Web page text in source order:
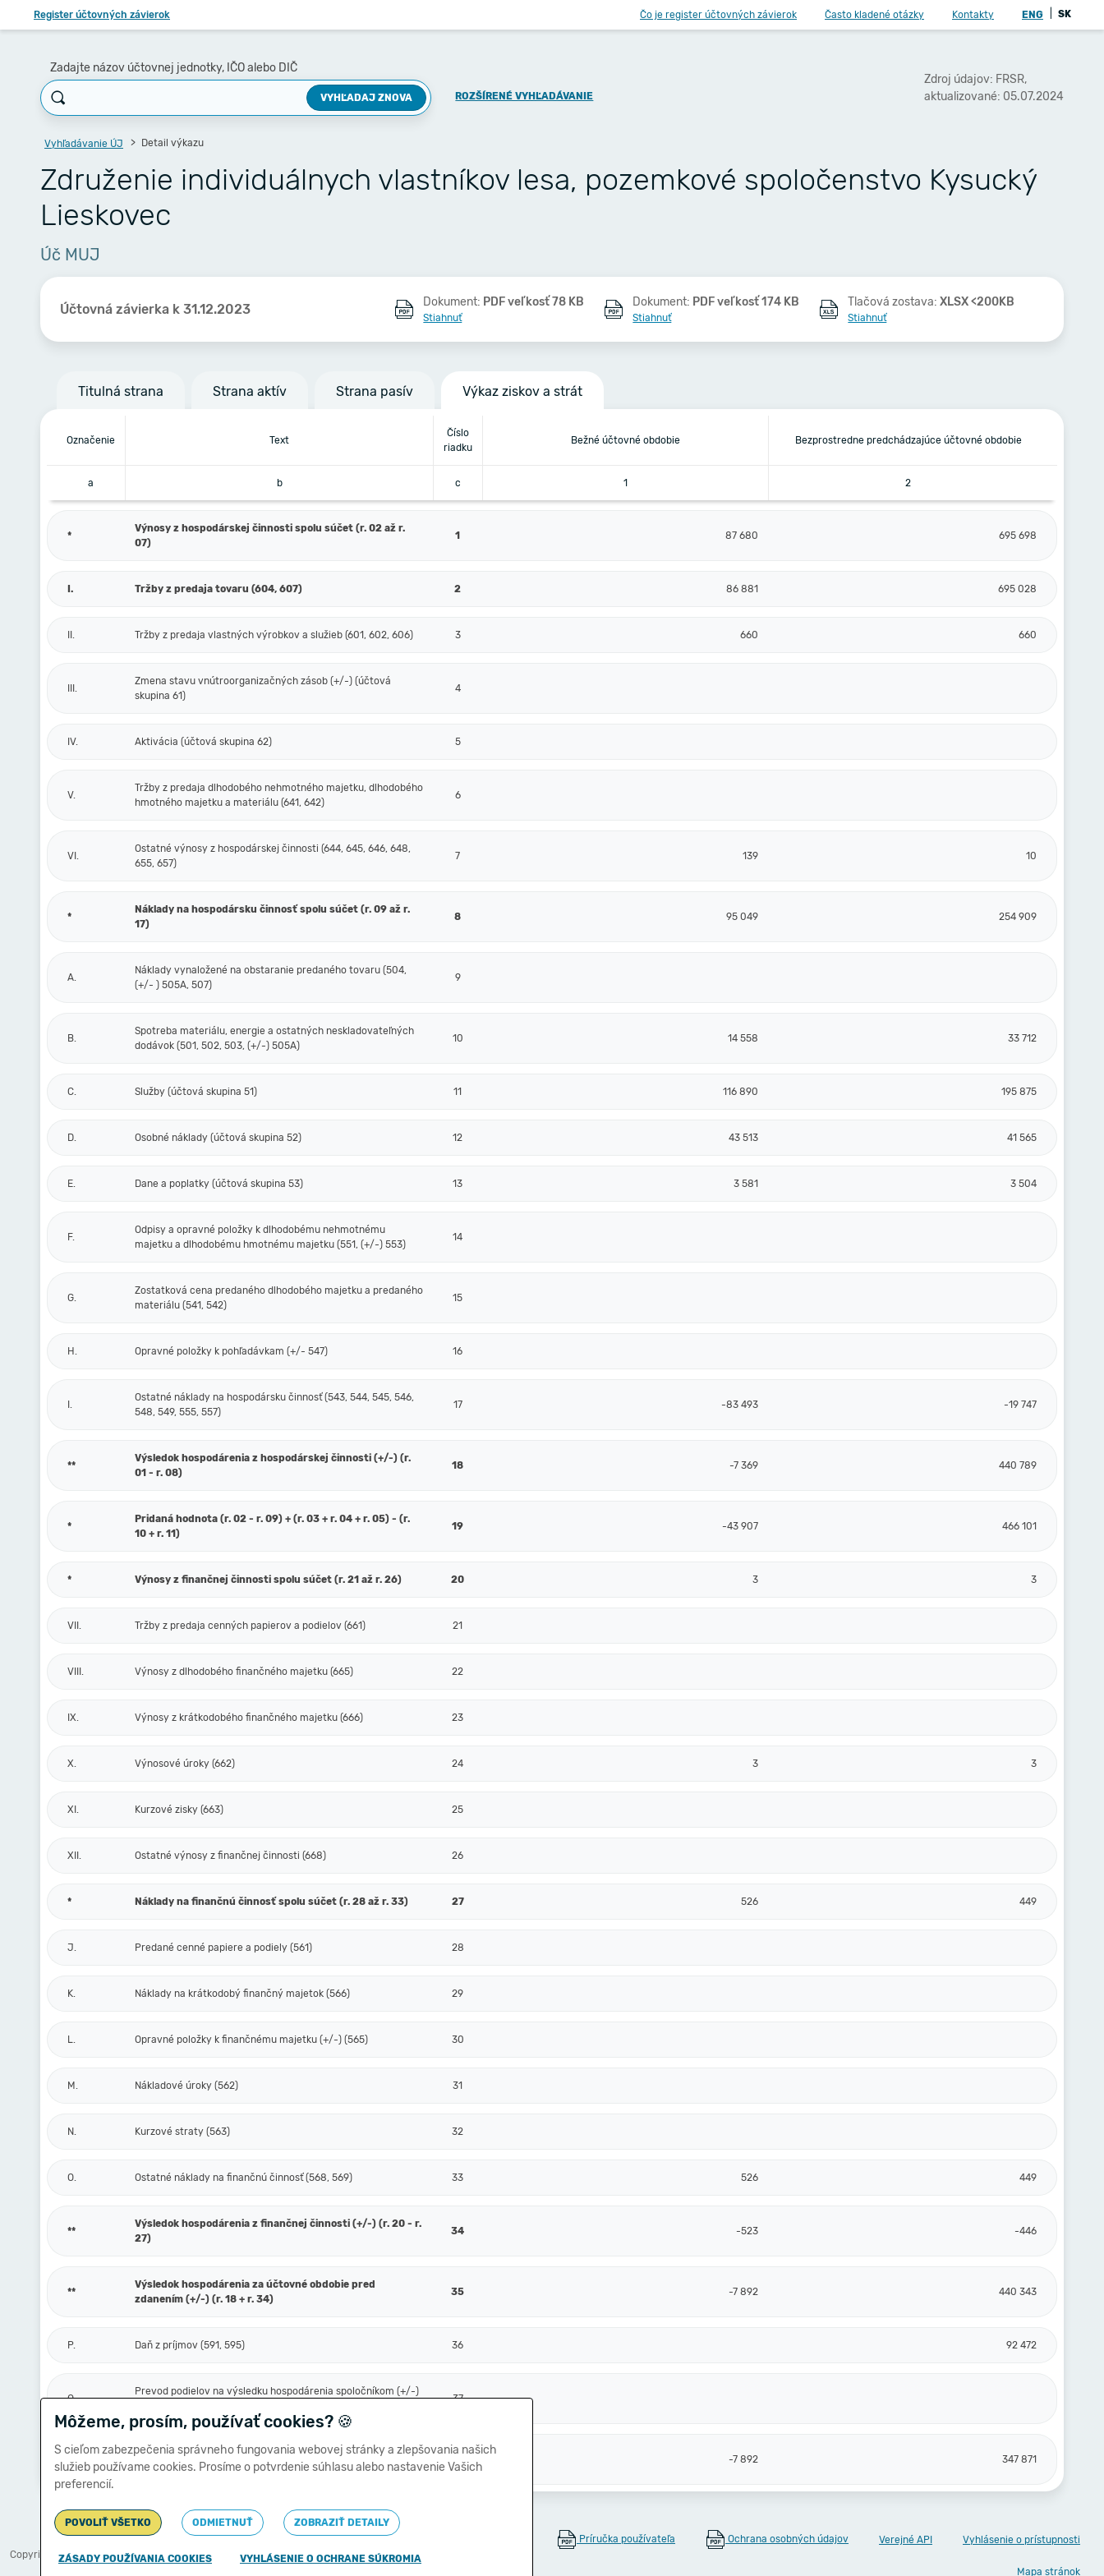
Register účtovných závierok Čo je register účtovných závierok Často kladené otázky Kontakty ENG SK
Zadajte názov účtovnej jednotky, IČO alebo DIČ
VYHĽADAJ ZNOVA ROZŠÍRENÉ VYHĽADÁVANIE
Zdroj údajov: FRSR,
aktualizované: 05.07.2024
Vyhľadávanie ÚJ Detail výkazu
Združenie individuálnych vlastníkov lesa, pozemkové spoločenstvo Kysucký
Lieskovec
Úč MUJ
Účtovná závierka k 31.12.2023 Dokument: PDF veľkosť 78 KB
Stiahnuť
Dokument: PDF veľkosť 174 KB
Stiahnuť
Tlačová zostava:XLSX <200KB
Stiahnuť
Titulná strana Strana aktív Strana pasív Výkaz ziskov a strát
Označenie Text
Číslo
riadku
Bežné účtovné obdobie Bezprostredne predchádzajúce účtovné obdobie
a b c 1 2
*
Výnosy z hospodárskej činnosti spolu súčet (r. 02 až r.
07)
1 87 680 695 698
I. Tržby z predaja tovaru (604, 607) 2 86 881 695 028
II. Tržby z predaja vlastných výrobkov a služieb (601, 602, 606) 3 660 660
III.
Zmena stavu vnútroorganizačných zásob (+/-) (účtová
skupina 61)
4
IV. Aktivácia (účtová skupina 62) 5
V.
Tržby z predaja dlhodobého nehmotného majetku, dlhodobého
hmotného majetku a materiálu (641, 642)
6
VI.
Ostatné výnosy z hospodárskej činnosti (644, 645, 646, 648,
655, 657)
7 139 10
*
Náklady na hospodársku činnosť spolu súčet (r. 09 až r.
17)
8 95 049 254 909
A.
Náklady vynaložené na obstaranie predaného tovaru (504,
(+/- ) 505A, 507)
9
B.
Spotreba materiálu, energie a ostatných neskladovateľných
dodávok (501, 502, 503, (+/-) 505A)
10 14 558 33 712
C. Služby (účtová skupina 51) 11 116 890 195 875
D. Osobné náklady (účtová skupina 52) 12 43 513 41 565
E. Dane a poplatky (účtová skupina 53) 13 3 581 3 504
F.
Odpisy a opravné položky k dlhodobému nehmotnému
majetku a dlhodobému hmotnému majetku (551, (+/-) 553)
14
G.
Zostatková cena predaného dlhodobého majetku a predaného
materiálu (541, 542)
15
H. Opravné položky k pohľadávkam (+/- 547) 16
I.
Ostatné náklady na hospodársku činnosť (543, 544, 545, 546,
548, 549, 555, 557)
17 -83 493 -19 747
**
Výsledok hospodárenia z hospodárskej činnosti (+/-) (r.
01 - r. 08)
18 -7 369 440 789
*
Pridaná hodnota (r. 02 - r. 09) + (r. 03 + r. 04 + r. 05) - (r.
10 + r. 11)
19 -43 907 466 101
* Výnosy z finančnej činnosti spolu súčet (r. 21 až r. 26) 20 3 3
VII. Tržby z predaja cenných papierov a podielov (661) 21
VIII. Výnosy z dlhodobého finančného majetku (665) 22
IX. Výnosy z krátkodobého finančného majetku (666) 23
X. Výnosové úroky (662) 24 3 3
XI. Kurzové zisky (663) 25
XII. Ostatné výnosy z finančnej činnosti (668) 26
* Náklady na finančnú činnosť spolu súčet (r. 28 až r. 33) 27 526 449
J. Predané cenné papiere a podiely (561) 28
K. Náklady na krátkodobý finančný majetok (566) 29
L. Opravné položky k finančnému majetku (+/-) (565) 30
M. Nákladové úroky (562) 31
N. Kurzové straty (563) 32
O. Ostatné náklady na finančnú činnosť (568, 569) 33 526 449
**
Výsledok hospodárenia z finančnej činnosti (+/-) (r. 20 - r.
27)
34 -523 -446
**
Výsledok hospodárenia za účtovné obdobie pred
zdanením (+/-) (r. 18 + r. 34)
35 -7 892 440 343
P. Daň z príjmov (591, 595) 36 92 472
Q.
Prevod podielov na výsledku hospodárenia spoločníkom (+/-)
37
***
Výsledok hospodárenia za účtovné obdobie po zdanení
(+/-) (r. 35 - r. 36 - r. 37)
38 -7 892 347 871
Môžeme, prosím, používať cookies? 🍪
S cieľom zabezpečenia správneho fungovania webovej stránky a zlepšovania našich
služieb používame cookies. Prosíme o potvrdenie súhlasu alebo nastavenie Vašich
preferencií.
POVOLIŤ VŠETKO ODMIETNUŤ ZOBRAZIŤ DETAILY
ZÁSADY POUŽÍVANIA COOKIES VYHLÁSENIE O OCHRANE SÚKROMIA
Copyright © 2011-2026, Ministerstvo financií Slovenskej republiky
Príručka používateľa Ochrana osobných údajov Verejné API Vyhlásenie o prístupnosti
Mapa stránok